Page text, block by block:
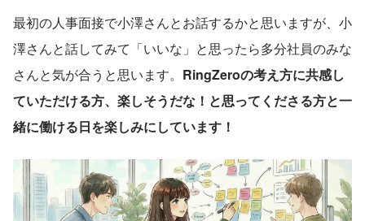
最初の人事面接で小澤さんとお話するかと思いますが、小
澤さんと話してみて「いいな」と思ったら多分社員のみな
さんと気が合うと思います。 RingZeroの考え方に共感し
ていただける方、楽しそうだな！と思ってくださる方と一
緒に働ける日を楽しみにしています！